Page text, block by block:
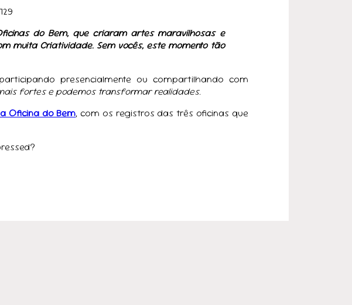
do Bem, que criaram artes maravilhosas e
muita Criatividade. Sem vocês, este momento tão
presencialmente ou compartilhando com
fortes e podemos transformar realidades.
Oficina do Bem, com os registros das três oficinas que